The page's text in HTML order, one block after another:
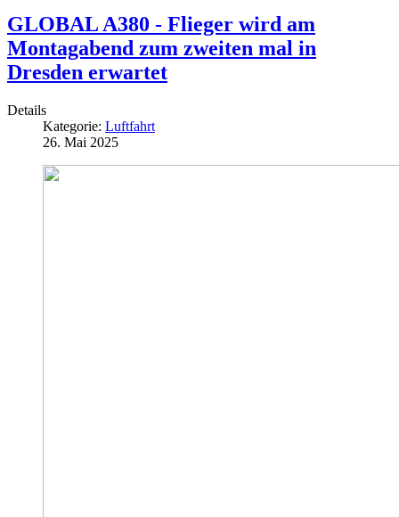
GLOBAL A380 - Flieger wird am
Montagabend zum zweiten mal in
Dresden erwartet
Details
Kategorie: Luftfahrt
26. Mai 2025